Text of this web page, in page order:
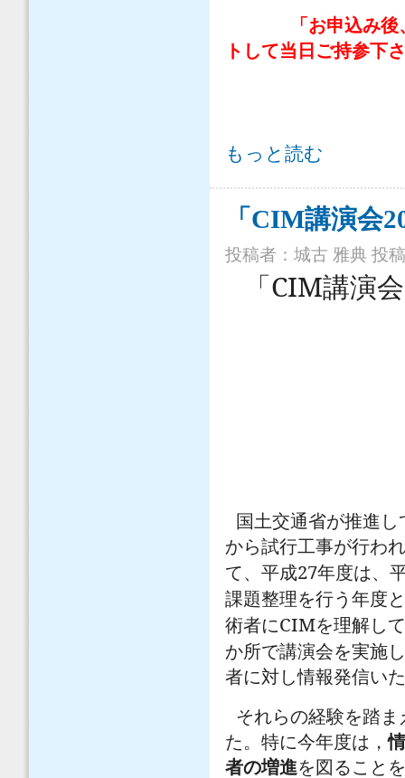
「お申込み
トして当日ご持参下
「CIM講演会2015（新潟）」の開催
もっと読む
「CIM講演会
投稿者： 城古 雅典 投
「 CIM講演会
国土交通省が推進し
から試行工事が行わ
て、平成27年度は、
課題整理を行う年度
術者にCIMを理解し
か所で講演会を実施
者に対し情報発信い
それらの経験を踏
た。特に今年度は，
者の増進を図ること